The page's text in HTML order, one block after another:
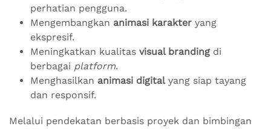
perhatian pengguna.
Mengembangkan animasi karakter yang
ekspresif.
Meningkatkan kualitas visual branding di
berbagai platform.
Menghasilkan animasi digitalyang siap tayang
dan responsif.
Melalui pendekatan berbasis proyek dan bimbingan